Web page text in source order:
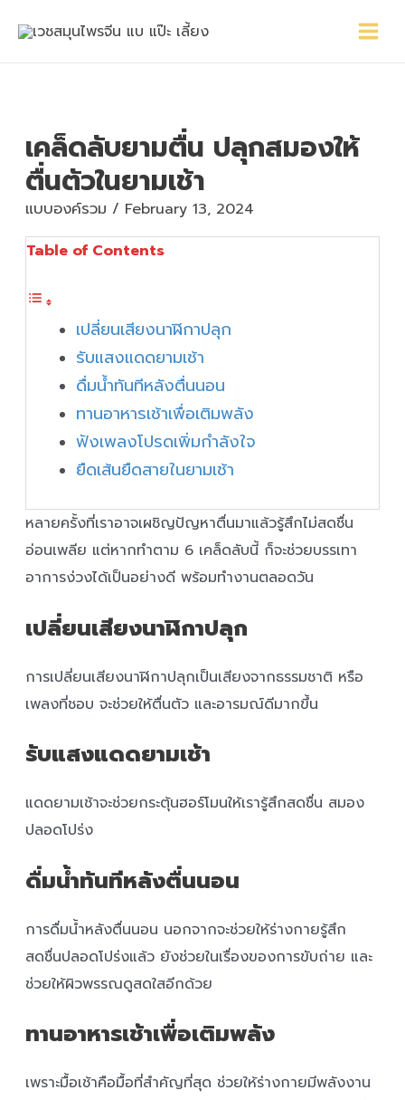
Menu
เคล็ดลับยามตื่น ปลุกสมองให้
ตื่นตัวในยามเช้า
แบบองค์รวม / February 13, 2024
Table of Contents
เปลี่ยนเสียงนาฬิกาปลุก
รับแสงแดดยามเช้า
ดื่มน้ำทันทีหลังตื่นนอน
ทานอาหารเช้าเพื่อเติมพลัง
ฟังเพลงโปรดเพิ่มกำลังใจ
ยืดเส้นยืดสายในยามเช้า
หลายครั้งที่เราอาจเผชิญปัญหาตื่นมาแล้วรู้สึกไม่สดชื่น
อ่อนเพลีย แต่หากทำตาม 6 เคล็ดลับนี้ ก็จะช่วยบรรเทา
อาการง่วงได้เป็นอย่างดี พร้อมทำงานตลอดวัน
เปลี่ยนเสียงนาฬิกาปลุก
การเปลี่ยนเสียงนาฬิกาปลุกเป็นเสียงจากธรรมชาติ หรือ
เพลงที่ชอบ จะช่วยให้ตื่นตัว และอารมณ์ดีมากขึ้น
รับแสงแดดยามเช้า
แดดยามเช้าจะช่วยกระตุ้นฮอร์โมนให้เรารู้สึกสดชื่น สมอง
ปลอดโปร่ง
ดื่มน้ำทันทีหลังตื่นนอน
การดื่มน้ำหลังตื่นนอน นอกจากจะช่วยให้ร่างกายรู้สึก
สดชื่นปลอดโปร่งแล้ว ยังช่วยในเรื่องของการขับถ่าย และ
ช่วยให้ผิวพรรณดูสดใสอีกด้วย
ทานอาหารเช้าเพื่อเติมพลัง
เพราะมื้อเช้าคือมื้อที่สำคัญที่สุด ช่วยให้ร่างกายมีพลังงาน
navigation